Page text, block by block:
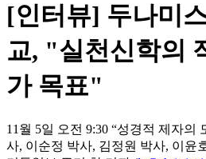
[인터뷰] 두나미
교, "실천신학의
가 목표"
11월 5일 오전 9:30 “성경적 제자의
사, 이순정 박사, 김정원 박사, 이윤